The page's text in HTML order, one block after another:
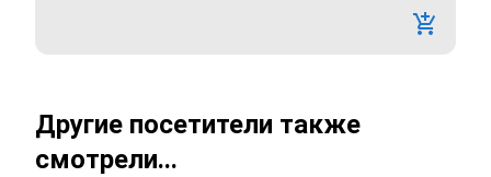
Другие посетители также
смотрели...